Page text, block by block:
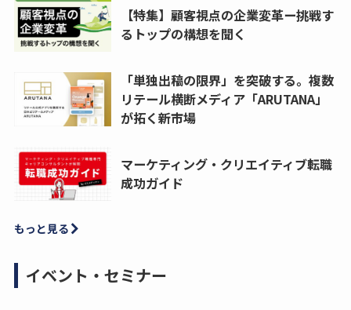
【特集】顧客視点の企業変革ー挑戦す
るトップの構想を聞く
「単独出稿の限界」を突破する。複数
リテール横断メディア「ARUTANA」
が拓く新市場
マーケティング・クリエイティブ転職
成功ガイド
もっと見る
イベント・セミナー